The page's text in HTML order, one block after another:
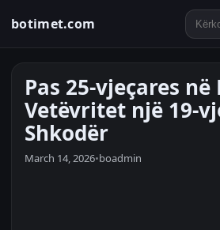
botimet.com
Pas 25-vjeçares në
Vetëvritet një 19-
Shkodër
March 14, 2026•boadmin